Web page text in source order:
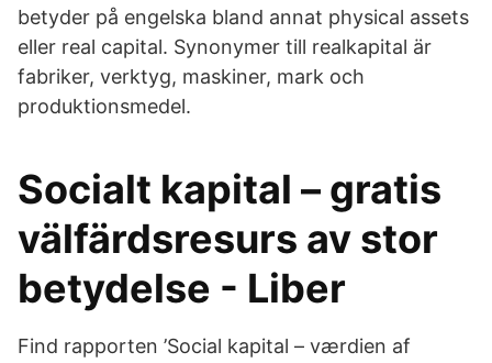
betyder på engelska bland annat physical assets
eller real capital. Synonymer till realkapital är
fabriker, verktyg, maskiner, mark och
produktionsmedel.
Socialt kapital – gratis
välfärdsresurs av stor
betydelse - Liber
Find rapporten ’Social kapital – værdien af